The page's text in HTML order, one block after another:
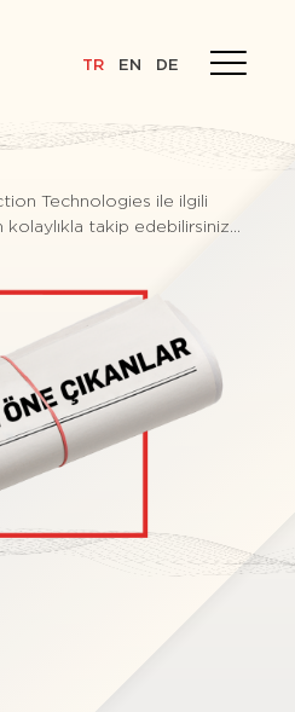
TR EN DE
Technologies ile ilgili
takip edebilirsiniz...